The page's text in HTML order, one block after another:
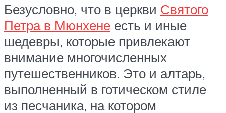
Безусловно, что в церкви Святого
Петра в Мюнхене есть и иные
шедевры, которые привлекают
внимание многочисленных
путешественников. Это и алтарь,
выполненный в готическом стиле
из песчаника, на котором